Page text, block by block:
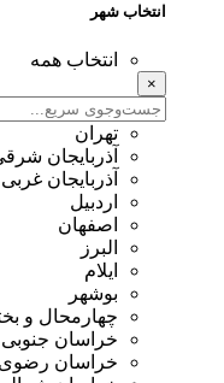
انتخاب شهر
انتخاب همه
تهران
آذربایجان شرقی
آذربایجان غربی
اردبیل
اصفهان
البرز
ایلام
بوشهر
چهارمحال و بختیاری
خراسان جنوبی
خراسان رضوی